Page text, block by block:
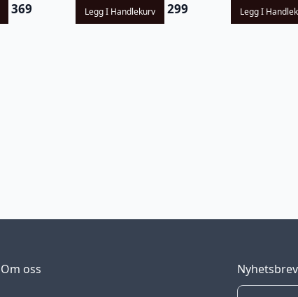
369 Legg I Handlekurv 299 Legg I
Om oss
Nyhetsbrev